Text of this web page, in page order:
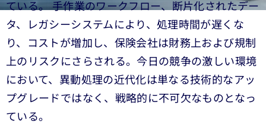
ている。 手作業のワークフロー、断片化されたデー
タ、レガシーシステムにより、処理時間が遅くな
り、コストが増加し、保険会社は財務上および規制
上のリスクにさらされる。今日の競争の激しい環境
において、異動処理の近代化は単なる技術的なアッ
プグレードではなく、戦略的に不可欠なものとなっ
ている。